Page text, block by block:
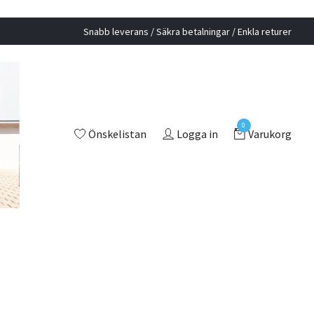
Snabb leverans / Säkra betalningar / Enkla returer
Önskelistan Logga in
0
Varukorg